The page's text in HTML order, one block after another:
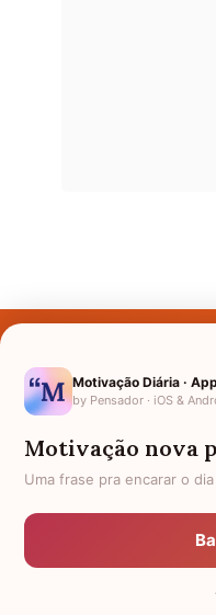
Motivação Diária ·
by Pensador · iOS &
Motivação nova
Uma frase pra encarar o